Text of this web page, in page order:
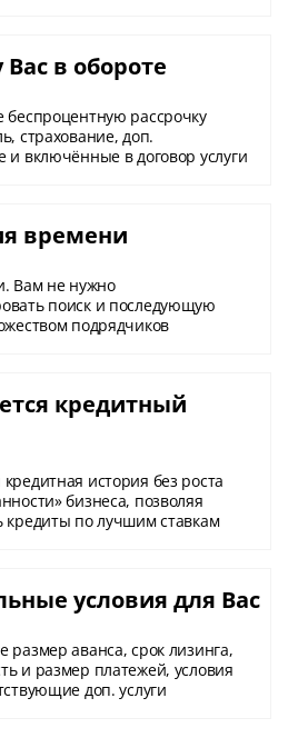
в обороте
беспроцентную рассрочку
страхование, доп.
и включённые в договор услуги
времени
Вам не нужно
поиск и последующую
подрядчиков
кредитный
история без роста
бизнеса, позволяя
кредиты по лучшим ставкам
условия для Вас
размер аванса, срок лизинга,
и размер платежей, условия
доп. услуги